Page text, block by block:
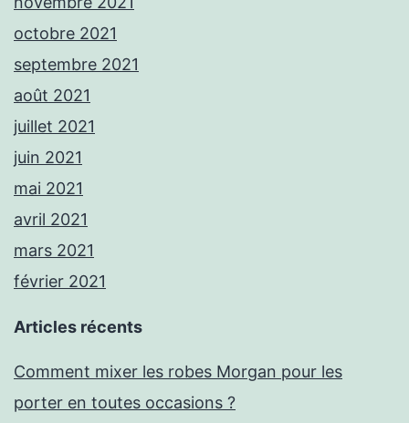
octobre 2021
septembre 2021
août 2021
juillet 2021
juin 2021
mai 2021
avril 2021
mars 2021
février 2021
Articles récents
Comment mixer les robes Morgan pour les
porter en toutes occasions ?